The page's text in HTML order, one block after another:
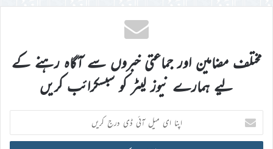
مختلف مضامین اور جماعتی خبروں سے آگاہ رہنے کے
لیے ہمارے نیوز لیٹر کو سبسکرائب کریں
اپنا
ای
میل